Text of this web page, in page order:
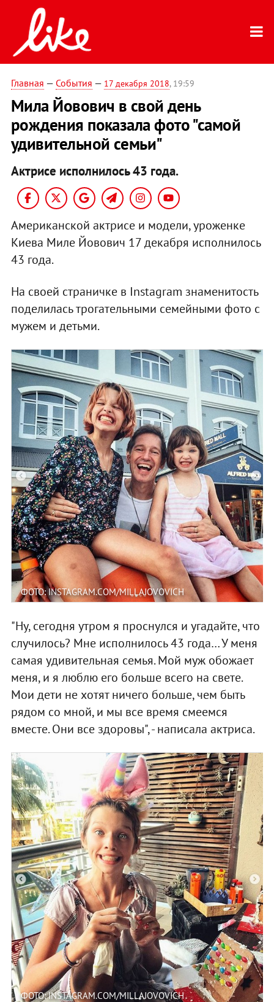
Главная — События — 17 декабря 2018, 19:59
Мила Йовович в свой день
рождения показала фото "самой
удивительной семьи"
Актрисе исполнилось 43 года.
Американской актрисе и модели, уроженке
Киева Миле Йовович 17 декабря исполнилось
43 года.
На своей страничке в Instagram знаменитость
поделилась трогательными семейными фото с
мужем и детьми.
ФОТО: INSTAGRAM.COM/MILLAJOVOVICH
"Ну, сегодня утром я проснулся и угадайте, что
случилось? Мне исполнилось 43 года… У меня
самая удивительная семья. Мой муж обожает
меня, и я люблю его больше всего на свете.
Мои дети не хотят ничего больше, чем быть
рядом со мной, и мы все время смеемся
вместе. Они все здоровы", - написала актриса.
ФОТО: INSTAGRAM.COM/MILLAJOVOVICH